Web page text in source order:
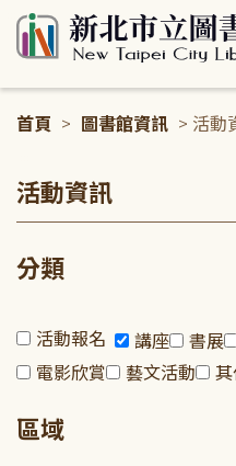
首頁 > 圖書館資訊 > 活動
活動資訊
分類
活動報名 講座 書展
電影欣賞
藝文活動 其
區域